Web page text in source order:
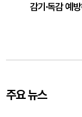
감기·독감 예
주요 뉴스